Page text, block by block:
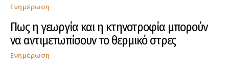
Ενημέρωση
Πως η γεωργία και η κτηνοτροφία μπορούν
να αντιμετωπίσουν το θερμικό στρες
Ενημέρωση